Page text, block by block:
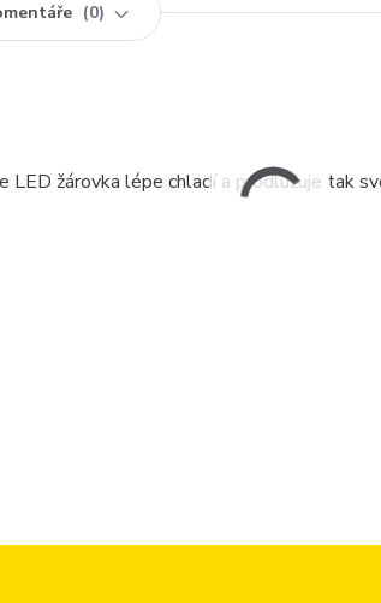
0
žárovka lépe chladí a prodlužuje tak